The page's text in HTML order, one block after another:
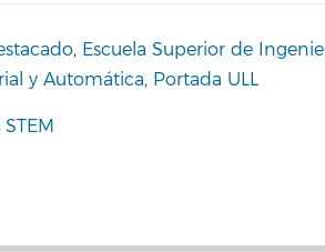
, Escuela Superior de
y Automática, Portada ULL